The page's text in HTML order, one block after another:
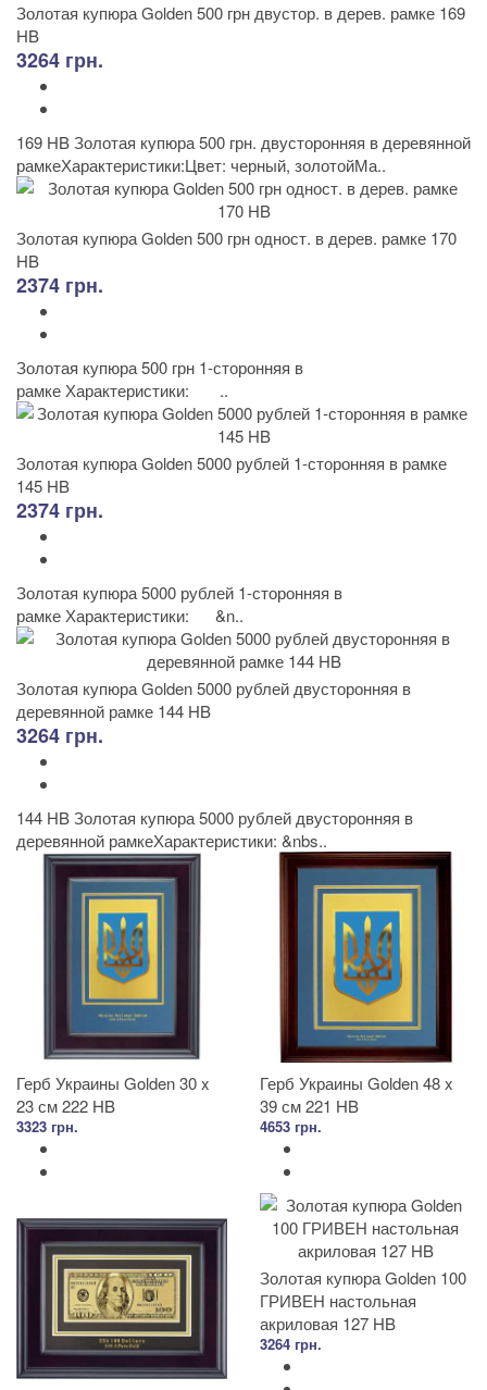
Золотая купюра Golden 500 грн двустор. в дерев. рамке 169
HB
3264 грн.
169 HB Золотая купюра 500 грн. двусторонняя в деревянной
рамкеХарактеристики:Цвет: черный, золотойМа..
Золотая купюра Golden 500 грн одност. в дерев. рамке 170
HB
2374 грн.
Золотая купюра 500 грн 1-сторонняя в
рамке Характеристики: ..
Золотая купюра Golden 5000 рублей 1-сторонняя в рамке
145 HB
2374 грн.
Золотая купюра 5000 рублей 1-сторонняя в
рамке Характеристики: &n..
Золотая купюра Golden 5000 рублей двусторонняя в
деревянной рамке 144 HB
3264 грн.
144 HB Золотая купюра 5000 рублей двусторонняя в
деревянной рамкеХарактеристики: &nbs..
Герб Украины Golden 30 x
23 см 222 HB
3323 грн.
Герб Украины Golden 48 x
39 см 221 HB
4653 грн.
Золотая купюра Golden 100
ГРИВЕН настольная
акриловая 127 HB
3264 грн.